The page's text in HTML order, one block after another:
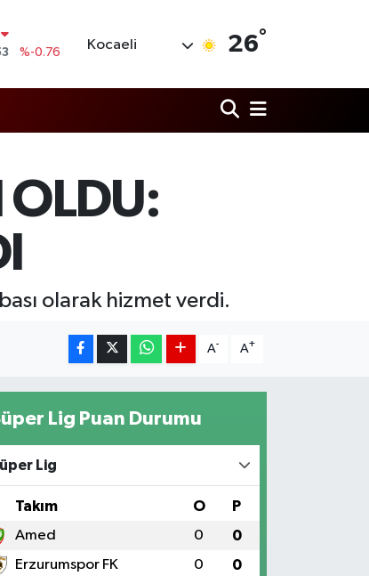
%0.16
%-0.02
%70
%-0.76
Kocaeli 26°
OLDU:
olarak hizmet verdi.
A- A+
Lig Puan Durumu
Lig
Takım O P
Amed 0 0
Erzurumspor FK 0 0